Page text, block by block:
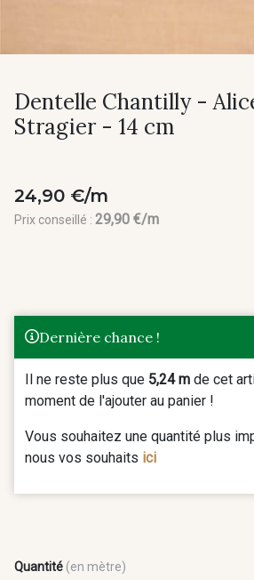
Dentelle Chantilly -
Stragier - 14 cm
24,90 €/m
Prix conseillé : 29,90 €/m
Dernière chance !
Il ne reste plus que 5,24 m de cet
moment de l'ajouter au panier !
Vous souhaitez une quantité plus
nous vos souhaits ici
Quantité (en mètre)